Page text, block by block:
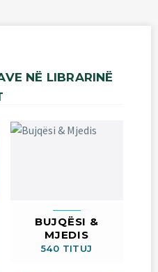
NË LIBRARINË
BUJQËSI &
MJEDIS
540 TITUJ